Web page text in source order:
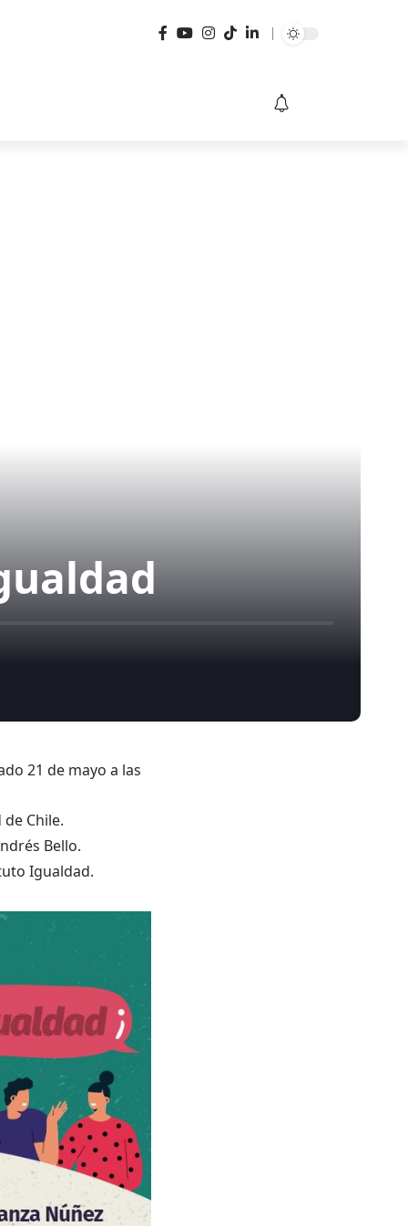
21 de mayo a las
Chile.
Bello.
Igualdad.